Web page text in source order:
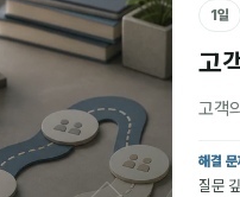
1일
고
고객
해결 문
질문